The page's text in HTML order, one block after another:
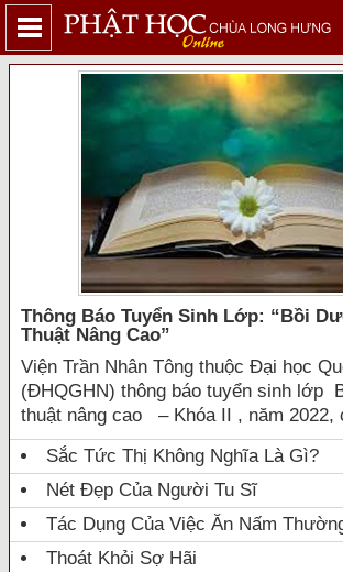
Thông Báo Tuyển Sinh Lớp: “bồi
Thuật Nâng Cao”
Viện Trần Nhân Tông thuộc Đại học
(ĐHQGHN) thông báo tuyển sinh lớp
thuật nâng cao – Khóa II , năm 2022,
Sắc Tức Thị Không Nghĩa Là Gì?
Nét Đẹp Của Người Tu Sĩ
Tác Dụng Của Việc Ăn Nấm
Thoát Khỏi Sợ Hãi